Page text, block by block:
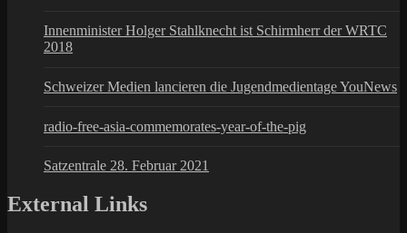
Innenminister Holger Stahlknecht ist Schirmherr der WRTC
2018
Schweizer Medien lancieren die Jugendmedientage YouNews
radio-free-asia-commemorates-year-of-the-pig
Satzentrale 28. Februar 2021
External Links